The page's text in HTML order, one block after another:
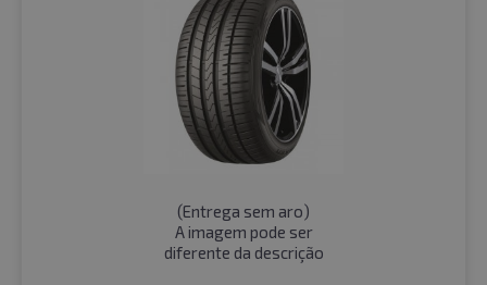
(Entrega sem aro)
A imagem pode ser
diferente da descrição